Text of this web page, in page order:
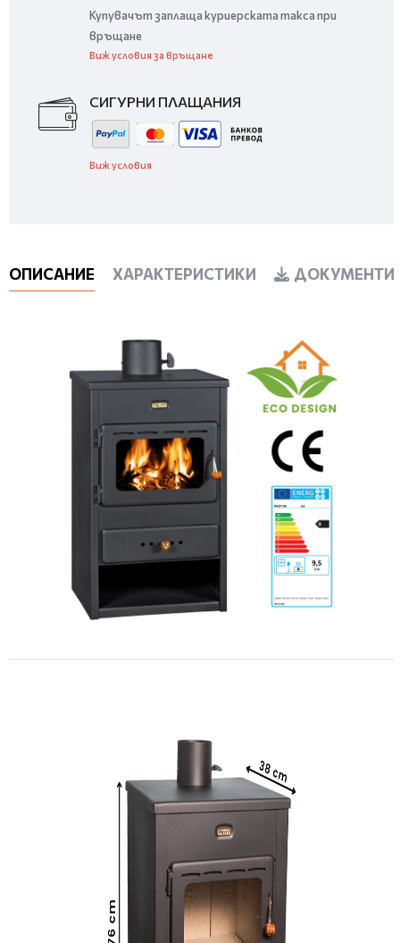
Купувачът заплаща куриерската такса при
връщане
Виж условия за връщане
СИГУРНИ ПЛАЩАНИЯ
Виж условия
ОПИСАНИЕ ХАРАКТЕРИСТИКИ ДОКУМЕНТИ